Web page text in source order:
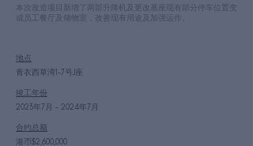
本次改造项目新增了两部升降机及更改基座现有部分停车位置变
成员工餐厅及储物室，改善现有用途及加强运作。
地点
青衣西草湾1-7号J座
2023年7月 – 2024年7月
竣工年份
港币$2,600,000
合约总额